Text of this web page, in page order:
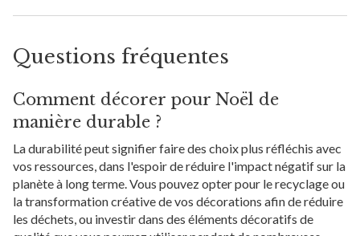
Questions fréquentes
Comment décorer pour Noël de
manière durable ?
La durabilité peut signifier faire des choix plus réfléchis avec
vos ressources, dans l'espoir de réduire l'impact négatif sur la
planète à long terme. Vous pouvez opter pour le recyclage ou
la transformation créative de vos décorations afin de réduire
les déchets, ou investir dans des éléments décoratifs de